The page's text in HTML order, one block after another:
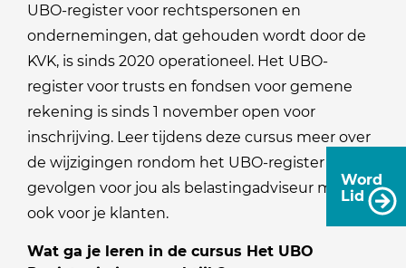
Word
Lid
UBO-register voor rechtspersonen en
ondernemingen, dat gehouden wordt door de
KVK, is sinds 2020 operationeel. Het UBO-
register voor trusts en fondsen voor gemene
rekening is sinds 1 november open voor
inschrijving. Leer tijdens deze cursus meer over
de wijzigingen rondom het UBO-register en alle
gevolgen voor jou als belastingadviseur maar
ook voor je klanten.
Wat ga je leren in de cursus Het UBO